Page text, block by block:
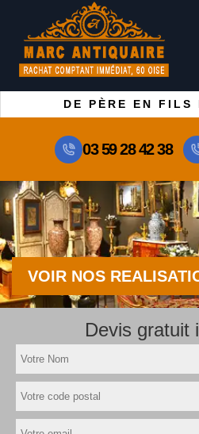
DE PÈRE EN FILS
03 59 28 42 38
VOIR NOS
Devis gratuit